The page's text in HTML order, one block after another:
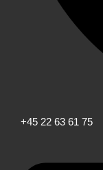
+45 22 63 61 75